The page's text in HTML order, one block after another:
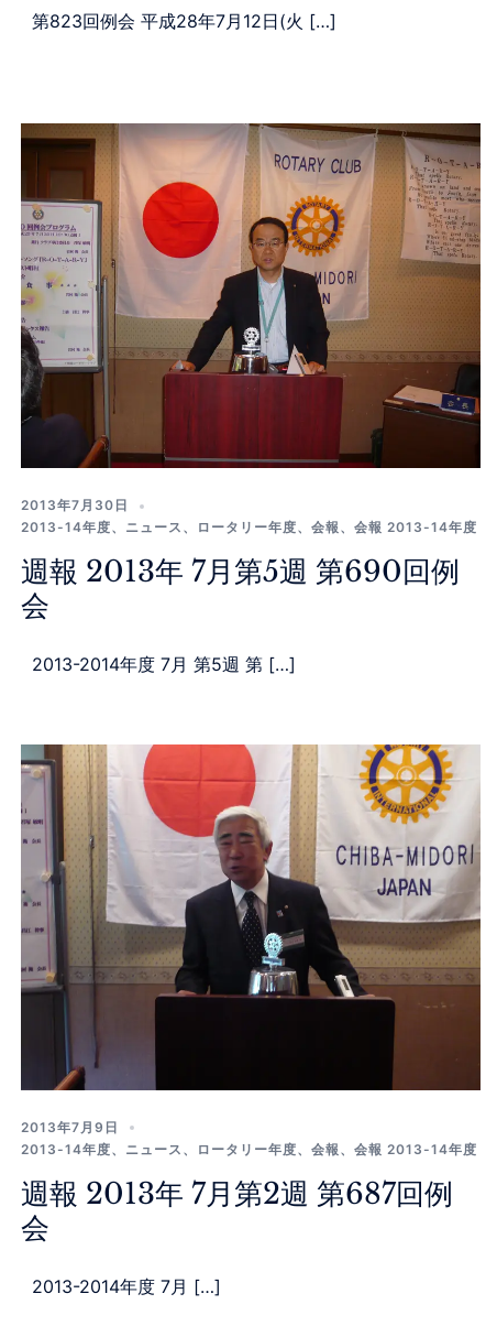
第823回例会 平成28年7月12日(火 […]
2013年7月30日
2013-14年度、 ニュース 、 ロータリー年度、 会報 、 会報 2013-14年度
週報 2013年 7月第5週 第690回例
会
2013-2014年度 7月 第5週 第 […]
2013年7月9日
2013-14年度、 ニュース 、 ロータリー年度、 会報 、 会報 2013-14年度
週報 2013年 7月第2週 第687回例
会
2013-2014年度 7月 […]